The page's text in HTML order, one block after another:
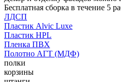
Бесплатная сборка в течение 5
ЛДСП
Пластик Alvic Luxe
Пластик HPL
Пленка ПВХ
Полотно АГТ (МДФ)
полки
корзины